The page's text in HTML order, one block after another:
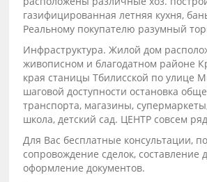
газифицированная летняя кухня,
Реальному покупателю разумный
Инфраструктура. Жилой дом
живописном и благодатном районе
края станицы Тбилисской по улице
шаговой доступности остановка
транспорта, магазины,
школа, детский сад. ЦЕНТР совсем
Для Вас бесплатные консультации,
сопровождение сделок, составление
оформление документов.